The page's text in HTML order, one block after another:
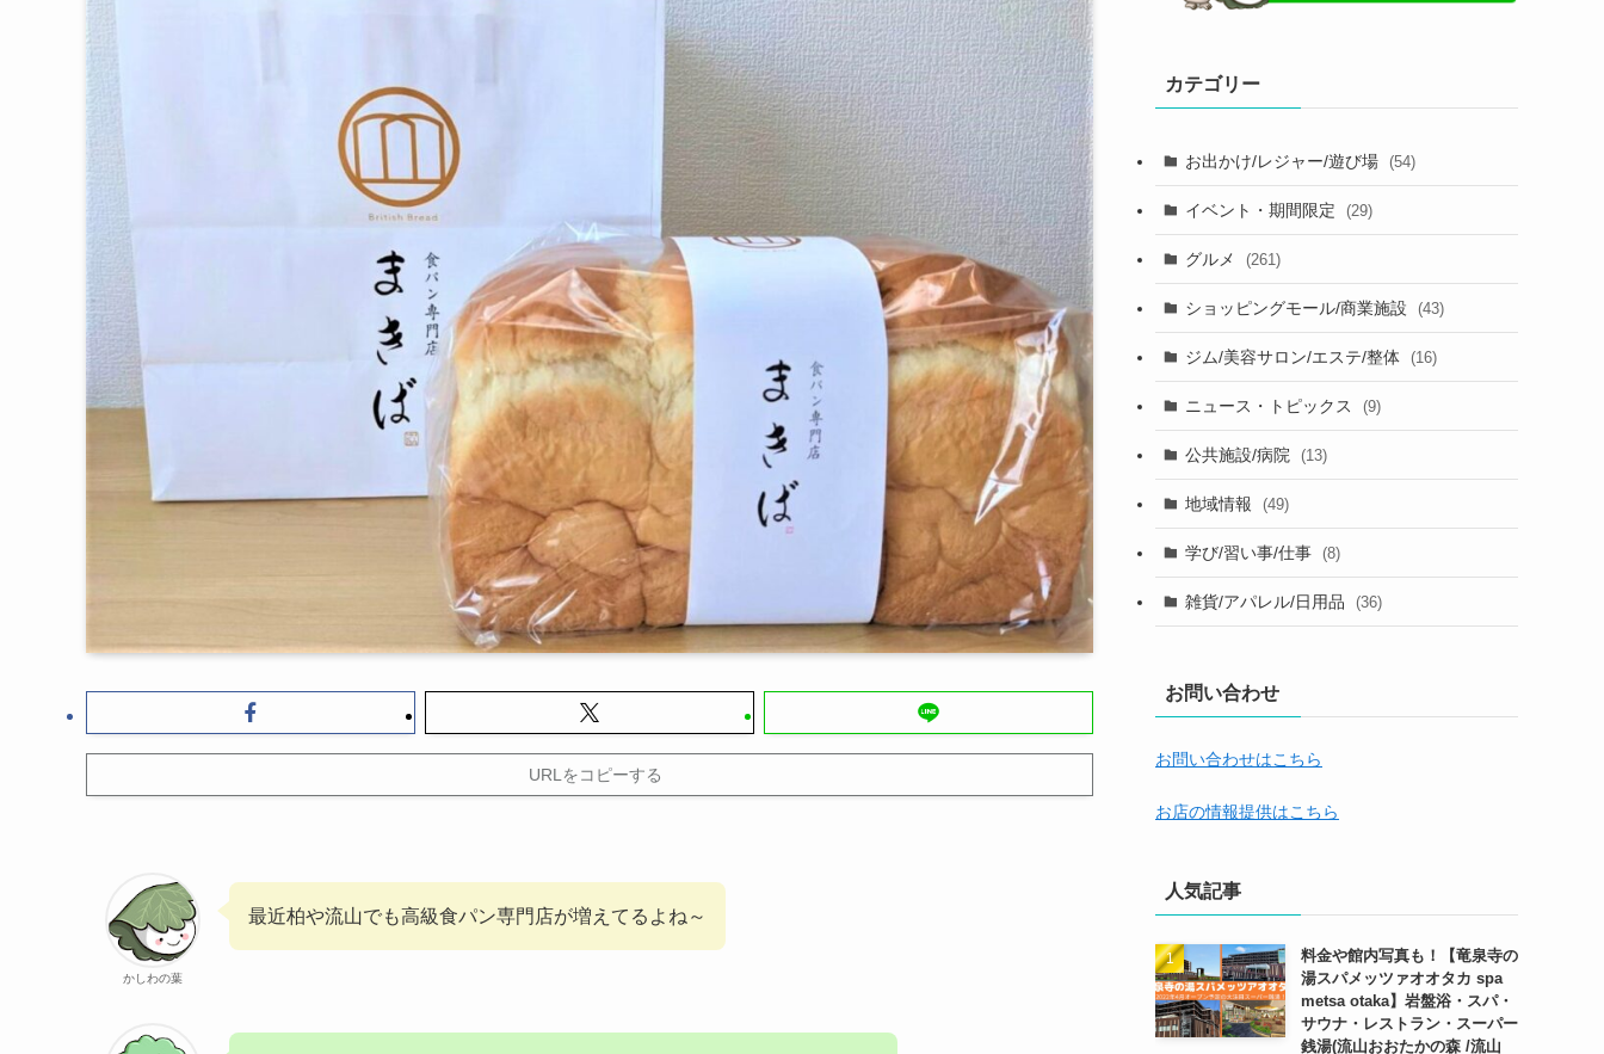
URLをコピーする
かしわの葉
最近柏や流山でも高級食パン専門店が増えてるよね～
カテゴリー
お出かけ/レジャー/遊び場 (54)
イベント・期間限定 (29)
グルメ (261)
ショッピングモール/商業施設 (43)
ジム/美容サロン/エステ/整体 (16)
ニュース・トピックス (9)
公共施設/病院 (13)
地域情報 (49)
学び/習い事/仕事 (8)
雑貨/アパレル/日用品 (36)
お問い合わせ
お問い合わせはこちら
お店の情報提供はこちら
人気記事
料金や館内写真も！【竜泉寺の
湯スパメッツァオオタカ spa
metsa otaka】岩盤浴・スパ・
サウナ・レストラン・スーパー
銭湯(流山おおたかの森 /流山